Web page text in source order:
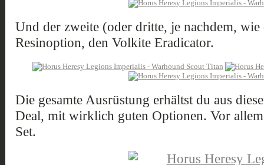
Und der zweite (oder dritte, je nachdem,
Resinoption, den Volkite Eradicator.
Die gesamte Ausrüstung erhältst du aus
Deal, mit wirklich guten Optionen. Vor
Set.